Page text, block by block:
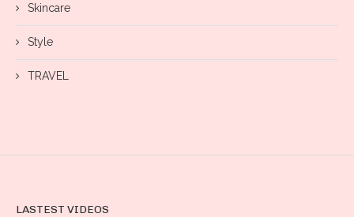
Skincare
Style
TRAVEL
LASTEST VIDEOS